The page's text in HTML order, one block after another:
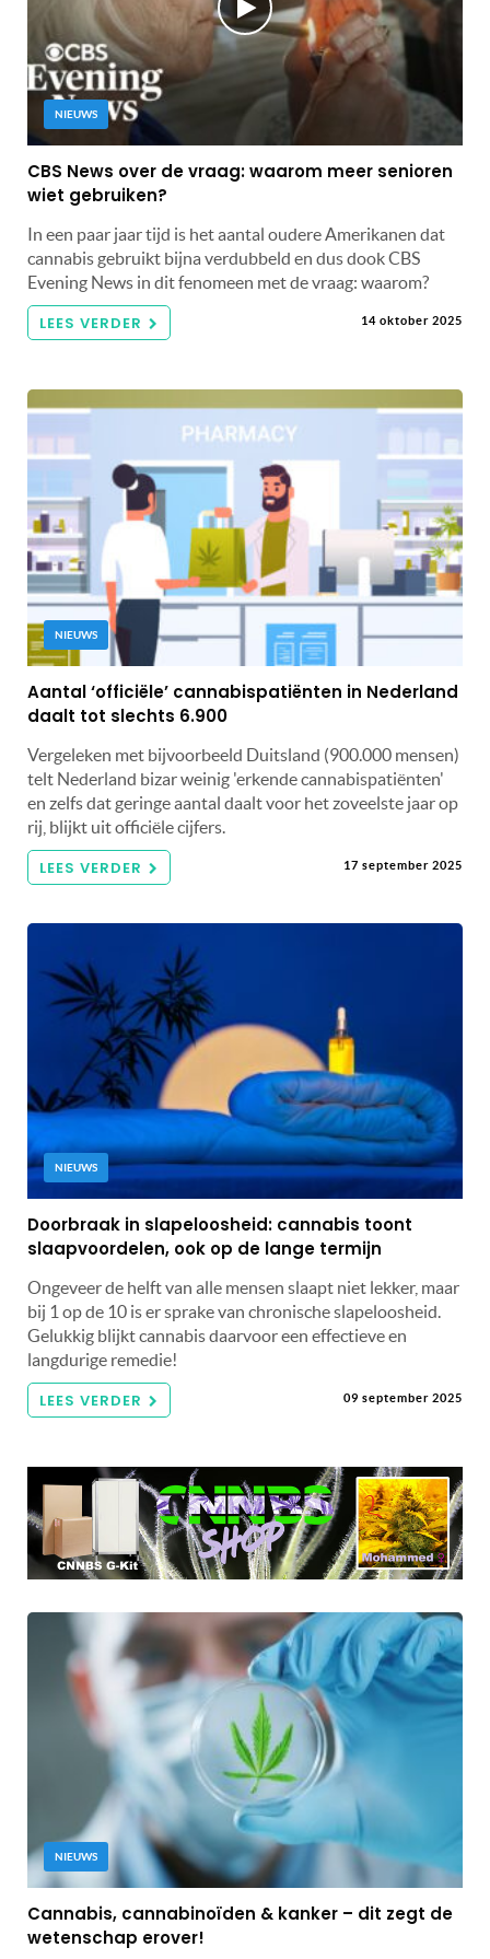
NIEUWS
CBS News over de vraag: waarom meer senioren
wiet gebruiken?
In een paar jaar tijd is het aantal oudere Amerikanen dat
cannabis gebruikt bijna verdubbeld en dus dook CBS
Evening News in dit fenomeen met de vraag: waarom?
LEES VERDER 14 oktober 2025
NIEUWS
Aantal ‘officiële’ cannabispatiënten in Nederland
daalt tot slechts 6.900
Vergeleken met bijvoorbeeld Duitsland (900.000 mensen)
telt Nederland bizar weinig 'erkende cannabispatiënten'
en zelfs dat geringe aantal daalt voor het zoveelste jaar op
rij, blijkt uit officiële cijfers.
LEES VERDER 17 september 2025
NIEUWS
Doorbraak in slapeloosheid: cannabis toont
slaapvoordelen, ook op de lange termijn
Ongeveer de helft van alle mensen slaapt niet lekker, maar
bij 1 op de 10 is er sprake van chronische slapeloosheid.
Gelukkig blijkt cannabis daarvoor een effectieve en
langdurige remedie!
LEES VERDER 09 september 2025
NIEUWS
Cannabis, cannabinoïden & kanker – dit zegt de
wetenschap erover!